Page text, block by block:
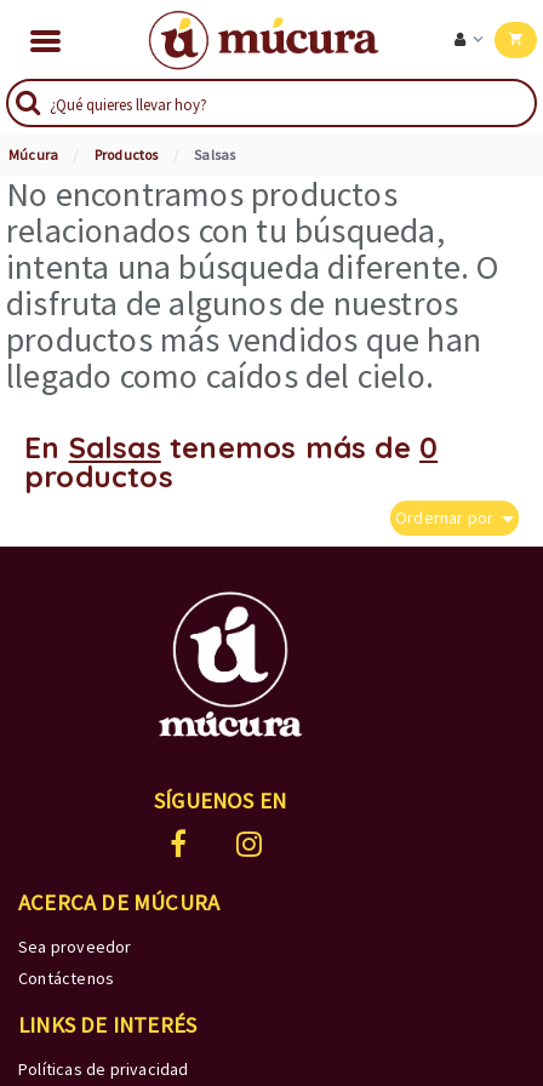
Múcura Productos Salsas
No encontramos productos
relacionados con tu búsqueda,
intenta una búsqueda diferente. O
disfruta de algunos de nuestros
productos más vendidos que han
llegado como caídos del cielo.
En Salsas tenemos más de 0
productos
Ordernar por
SÍGUENOS EN
ACERCA DE MÚCURA
Sea proveedor
Contáctenos
LINKS DE INTERÉS
Políticas de privacidad